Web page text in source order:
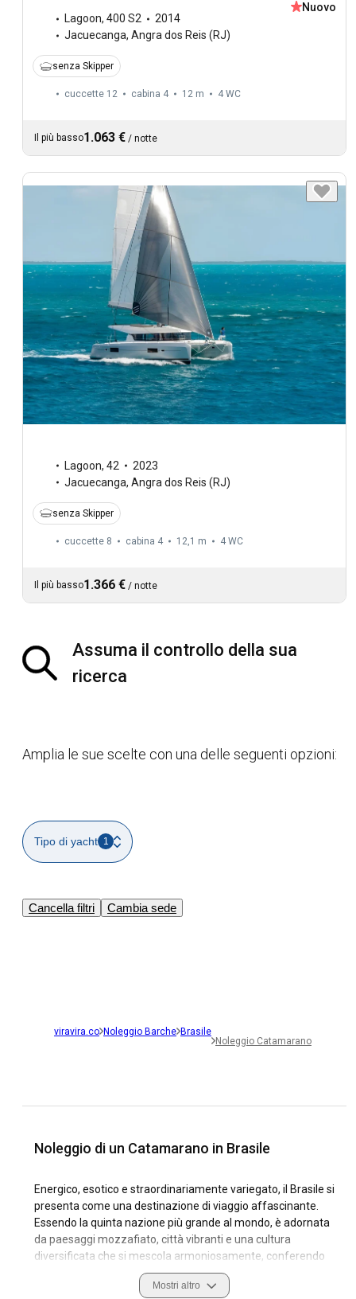
Lagoon, 400 S2
2014
Jacuecanga, Angra dos Reis (RJ)
Nuovo
senza Skipper
cuccette 12 cabina 4 12 m 4 WC
Il più basso1.063 € / notte
Lagoon, 42
2023
Jacuecanga, Angra dos Reis (RJ)
senza Skipper
cuccette 8 cabina 4 12,1 m 4 WC
Il più basso1.366 € / notte
Assuma il controllo della sua
ricerca
Amplia le sue scelte con una delle seguenti opzioni:
Tipo di yacht 1
Cancella filtri Cambia sede
viravira.co Noleggio Barche Brasile
Noleggio Catamarano
Noleggio di un Catamarano in Brasile
Energico, esotico e straordinariamente variegato, il Brasile si
presenta come una destinazione di viaggio affascinante.
Essendo la quinta nazione più grande al mondo, è adornata
da paesaggi mozzafiato, città vibranti e una cultura
diversificata che si mescola armoniosamente, conferendo
al Brasile un'unica combinazione di bellezza e tradizione.
Abbracciando l'Oceano Atlantico, il Brasile offre una
Mostri altro